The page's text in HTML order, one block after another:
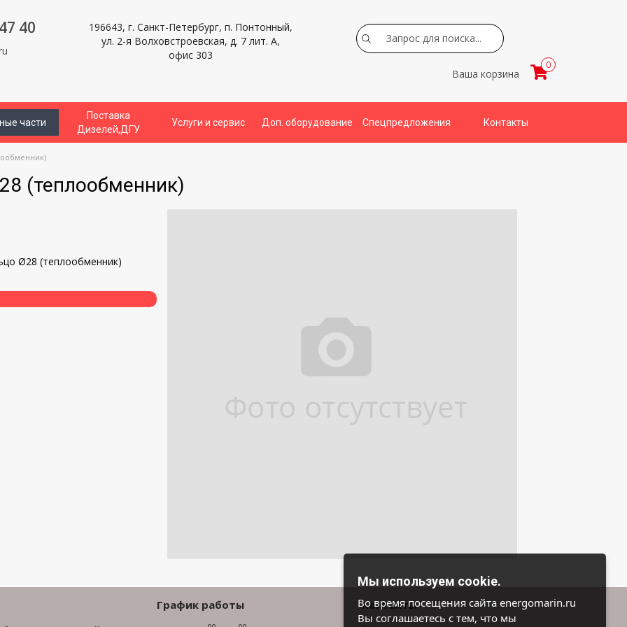
40
196643, г. Санкт-Петербург, п. Понтонный,
ул. 2-я Волховстроевская, д. 7 лит. А,
офис 303
Search
Ваша корзина
0
части
Поставка
Дизелей,ДГУ
Услуги и сервис Доп. оборудование Спецпредложения Контакты
(теплообменник)
Ø28 (теплообменник)
График работы
Контакты
Мы используем cookie.
Во время посещения сайта energomarin.ru
Вы соглашаетесь с тем, что мы